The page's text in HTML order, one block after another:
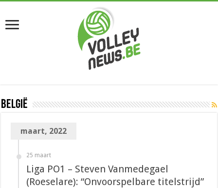
België
maart, 2022
25 maart
Liga PO1 – Steven Vanmedegael
(Roeselare): “Onvoorspelbare titelstrijd”